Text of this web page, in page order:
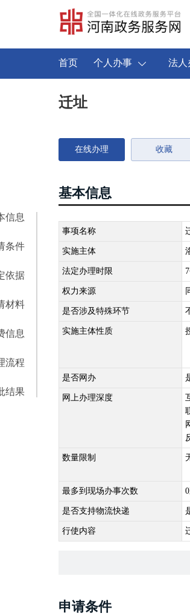
首页 个人办事 法人
信息
条件
依据
材料
信息
流程
结果
迁址
在线办理 收藏
基本信息
事项名称
实施主体
法定办理时限
权力来源
是否涉及特殊环节
实施主体性质
是否网办
网上办理深度
数量限制
最多到现场办事次数
是否支持物流快递
行使内容
申请条件